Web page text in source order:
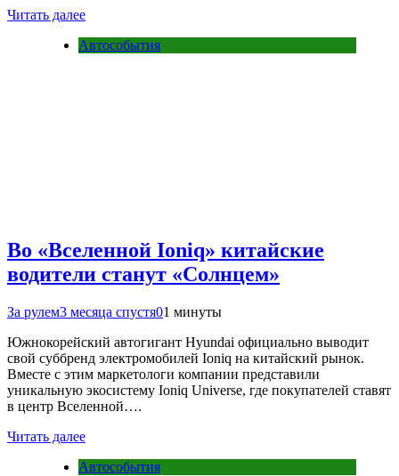
Читать далее
Автособытия
Во «Вселенной Ioniq» китайские
водители станут «Солнцем»
За рулем3 месяца спустя01 минуты
Южнокорейский автогигант Hyundai официально выводит
свой суббренд электромобилей Ioniq на китайский рынок.
Вместе с этим маркетологи компании представили
уникальную экосистему Ioniq Universe, где покупателей ставят
в центр Вселенной….
Читать далее
Автособытия